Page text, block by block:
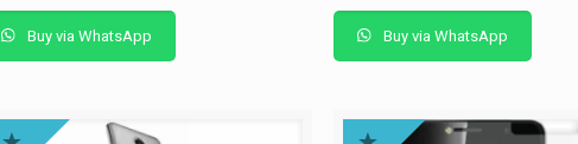
Buy via WhatsApp Buy via WhatsApp